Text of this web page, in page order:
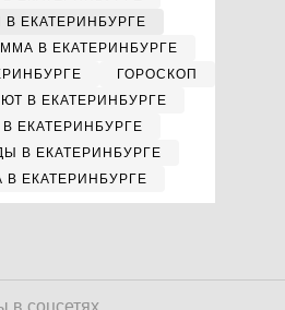
ЕКАТЕРИНБУРГЕ
В ЕКАТЕРИНБУРГЕ
ГОРОСКОП
В ЕКАТЕРИНБУРГЕ
ЕКАТЕРИНБУРГЕ
В ЕКАТЕРИНБУРГЕ
В ЕКАТЕРИНБУРГЕ
в соцсетях